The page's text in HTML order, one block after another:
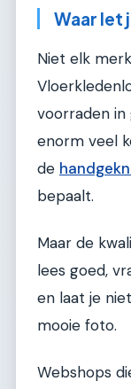
Waar let
Niet elk
voorraden
enorm veel
de
bepaalt.
Maar de
lees goed,
en laat je
mooie foto.
Webshops